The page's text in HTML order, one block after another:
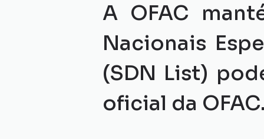
A OFAC
Nacionais
(SDN List)
oficial da